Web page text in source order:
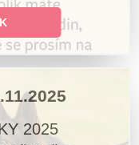
2025